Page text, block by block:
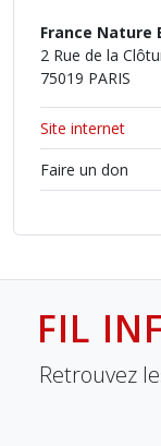
France Nature
2 Rue de la
75019 PARIS
Site internet
Faire un don
FIL
Retrouvez